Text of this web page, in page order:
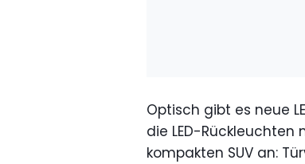
Optisch gibt es neue
die LED-
kompakten SUV an: